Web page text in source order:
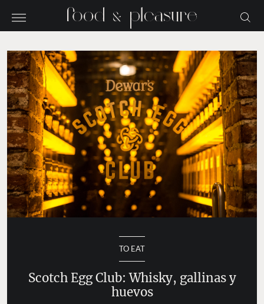
TO EAT
Scotch Egg Club: Whisky, gallinas y
huevos